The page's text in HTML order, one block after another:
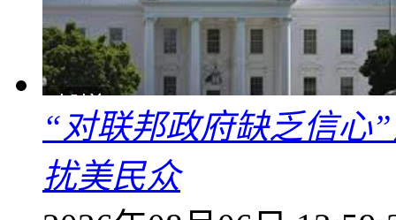
“对联邦政府缺乏信心
扰美民众